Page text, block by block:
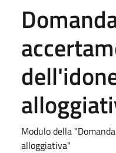
Modulo della
alloggiativa"